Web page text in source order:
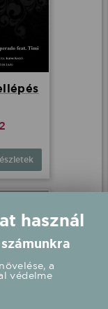
használ
a
védelme